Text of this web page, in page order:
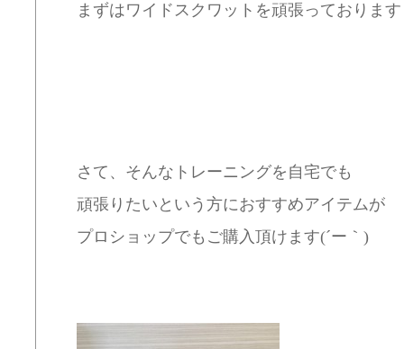
まずはワイドスクワットを頑張っておりま
さて、そんなトレーニングを自宅でも
頑張りたいという方におすすめアイテムが
プロショップでもご購入頂けます(´ー｀)